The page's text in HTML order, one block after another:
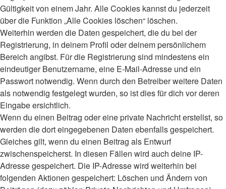
Gültigkeit von einem Jahr. Alle Cookies kannst du jederzeit
über die Funktion „Alle Cookies löschen“ löschen.
Weiterhin werden die Daten gespeichert, die du bei der
Registrierung, in deinem Profil oder deinem persönlichem
Bereich angibst. Für die Registrierung sind mindestens ein
eindeutiger Benutzername, eine E-Mail-Adresse und ein
Passwort notwendig. Wenn durch den Betreiber weitere Daten
als notwendig festgelegt wurden, so ist dies für dich vor deren
Eingabe ersichtlich.
Wenn du einen Beitrag oder eine private Nachricht erstellst, so
werden die dort eingegebenen Daten ebenfalls gespeichert.
Gleiches gilt, wenn du einen Beitrag als Entwurf
zwischenspeicherst. In diesen Fällen wird auch deine IP-
Adresse gespeichert. Die IP-Adresse wird weiterhin bei
folgenden Aktionen gespeichert: Löschen und Ändern von